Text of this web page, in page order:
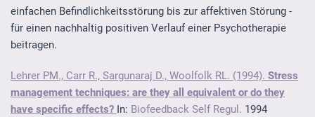
einfachen Befindlichkeitsstörung bis zur affektiven Störung -
für einen nachhaltig positiven Verlauf einer Psychotherapie
beitragen.
Lehrer PM., Carr R., Sargunaraj D., Woolfolk RL. (1994). Stress
management techniques: are they all equivalent or do they
have specific effects? In: Biofeedback Self Regul. 1994